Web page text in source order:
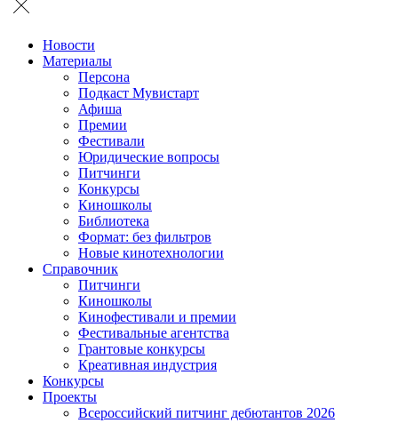
Новости
Материалы
Персона
Подкаст Мувистарт
Афиша
Премии
Фестивали
Юридические вопросы
Питчинги
Конкурсы
Киношколы
Библиотека
Формат: без фильтров
Новые кинотехнологии
Справочник
Питчинги
Киношколы
Кинофестивали и премии
Фестивальные агентства
Грантовые конкурсы
Креативная индустрия
Конкурсы
Проекты
Всероссийский питчинг дебютантов 2026